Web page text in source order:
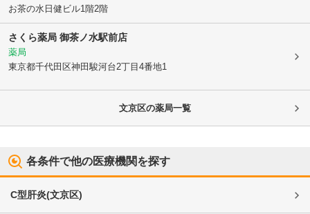
お茶の水日健ビル1階2階
さくら薬局 御茶ノ水駅前店
薬局
東京都千代田区神田駿河台2丁目4番地1
文京区の薬局一覧
各条件で他の医療機関を探す
C型肝炎(文京区)